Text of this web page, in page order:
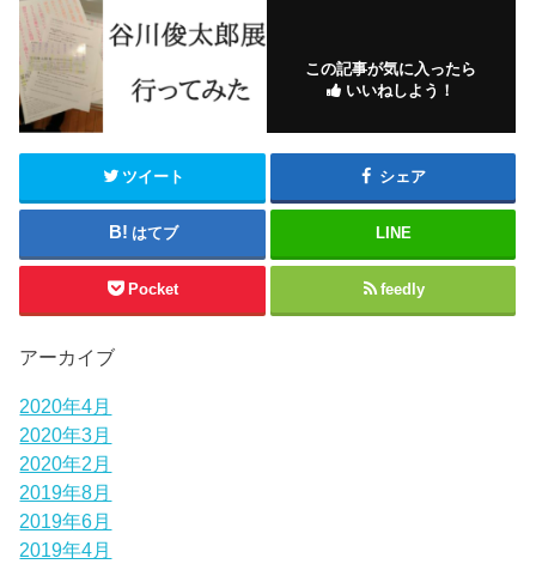
この記事が気に入ったら
いいねしよう！
ツイート シェア
はてブ LINE
Pocket feedly
アーカイブ
2020年4月
2020年3月
2020年2月
2019年8月
2019年6月
2019年4月